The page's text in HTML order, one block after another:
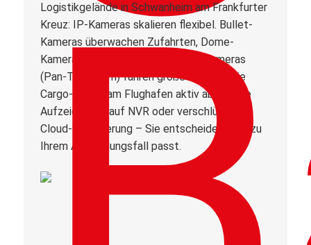
Logistikgelände in Schwanheim am Frankfurter
Kreuz: IP-Kameras skalieren flexibel. Bullet-
Kameras überwachen Zufahrten, Dome-
Kameras decken Foyers ab, PTZ-Kameras
(Pan-Tilt-Zoom) fahren große Flächen wie
Cargo-Areale am Flughafen aktiv ab. Lokale
Aufzeichnung auf NVR oder verschlüsselte
Cloud-Speicherung – Sie entscheiden, was zu
Ihrem Anwendungsfall passt.